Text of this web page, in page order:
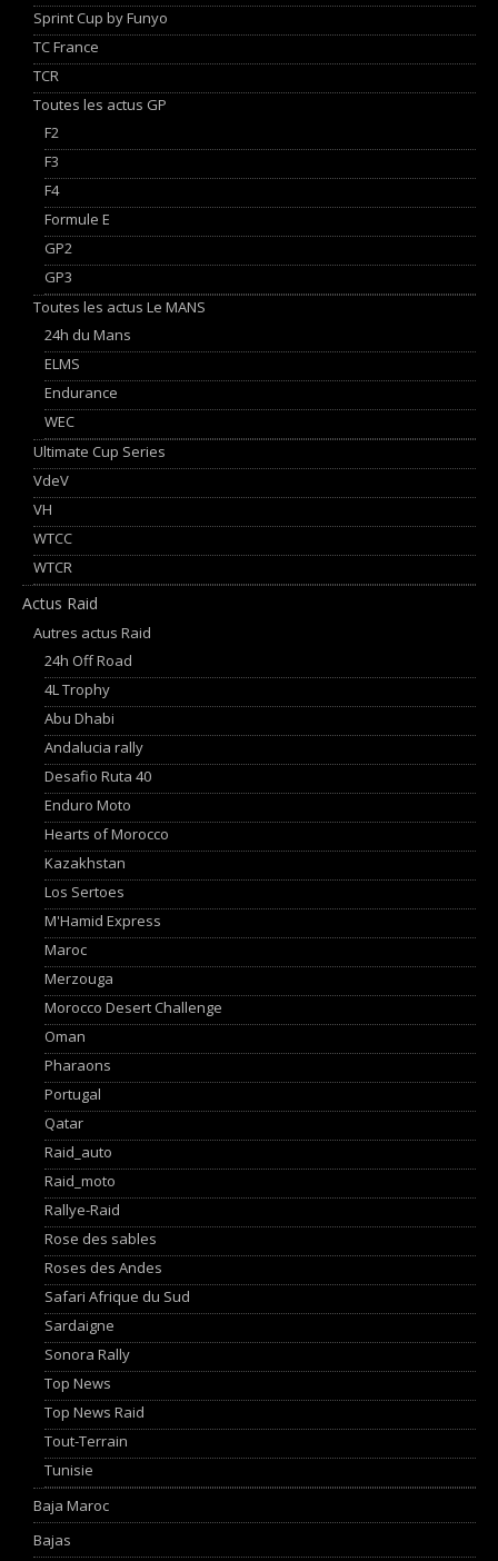
Sprint Cup by Funyo
TC France
TCR
Toutes les actus GP
F2
F3
F4
Formule E
GP2
GP3
Toutes les actus Le MANS
24h du Mans
ELMS
Endurance
WEC
Ultimate Cup Series
VdeV
VH
WTCC
WTCR
Actus Raid
Autres actus Raid
24h Off Road
4L Trophy
Abu Dhabi
Andalucia rally
Desafio Ruta 40
Enduro Moto
Hearts of Morocco
Kazakhstan
Los Sertoes
M'Hamid Express
Maroc
Merzouga
Morocco Desert Challenge
Oman
Pharaons
Portugal
Qatar
Raid_auto
Raid_moto
Rallye-Raid
Rose des sables
Roses des Andes
Safari Afrique du Sud
Sardaigne
Sonora Rally
Top News
Top News Raid
Tout-Terrain
Tunisie
Baja Maroc
Bajas